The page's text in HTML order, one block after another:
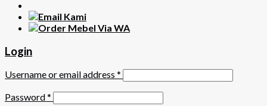
Login
Username or email address *
Password*